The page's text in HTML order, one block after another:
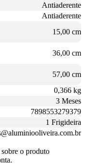
Antiaderente
Antiaderente
15,00 cm
36,00 cm
57,00 cm
0,366 kg
3 Meses
7898553279379
1 Frigideira
o produto